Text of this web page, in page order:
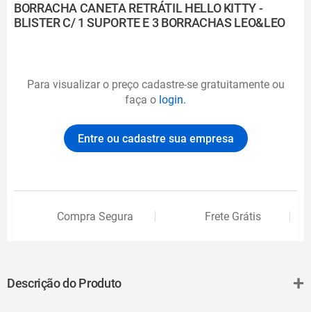
BORRACHA CANETA RETRÁTIL HELLO KITTY -
BLISTER C/ 1 SUPORTE E 3 BORRACHAS LEO&LEO
Para visualizar o preço cadastre-se gratuitamente ou
faça o login.
Entre ou cadastre sua empresa
Compra Segura Frete Grátis
Descrição do Produto +